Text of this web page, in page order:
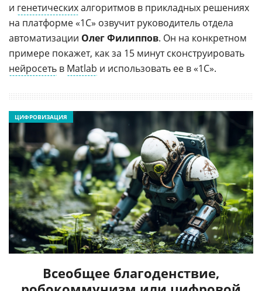
и генетическихалгоритмов в прикладных решениях
на платформе «1С» озвучит руководитель отдела
автоматизации Олег Филиппов. Он на конкретном
примере покажет, как за 15 минут сконструировать
нейросеть в Matlab и использовать ее в «1С».
Всеобщее благоденствие,
ЦИФРОВИЗАЦИЯ